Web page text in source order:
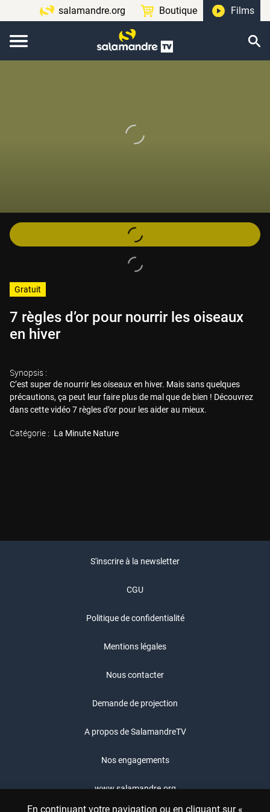
salamandre.org Boutique Films
Gratuit
7 règles d’or pour nourrir les oiseaux
en hiver
Synopsis :
C’est super de nourrir les oiseaux en hiver. Mais sans quelques
précautions, ça peut leur faire plus de mal que de bien ! Découvrez
dans cette vidéo 7 règles d’or pour les aider au mieux.
Catégorie : La Minute Nature
S'inscrire à la newsletter
CGU
Politique de confidentialité
Mentions légales
Nous contacter
Demande de projection
A propos de SalamandreTV
Nos engagements
www.salamandre.org
En continuant votre navigation ou en cliquant sur «